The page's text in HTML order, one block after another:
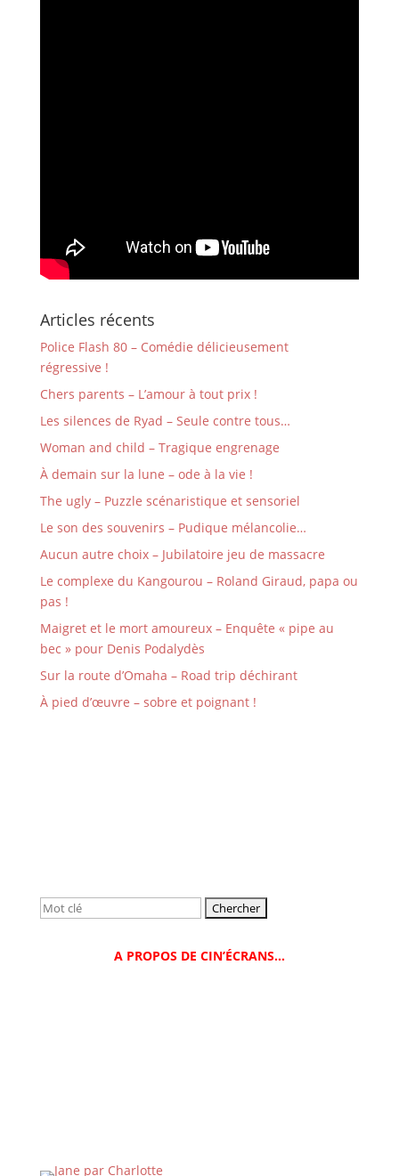
Articles récents
Police Flash 80 – Comédie délicieusement
régressive !
Chers parents – L’amour à tout prix !
Les silences de Ryad – Seule contre tous…
Woman and child – Tragique engrenage
À demain sur la lune – ode à la vie !
The ugly – Puzzle scénaristique et sensoriel
Le son des souvenirs – Pudique mélancolie…
Aucun autre choix – Jubilatoire jeu de massacre
Le complexe du Kangourou – Roland Giraud, papa ou
pas !
Maigret et le mort amoureux – Enquête « pipe au
bec » pour Denis Podalydès
Sur la route d’Omaha – Road trip déchirant
À pied d’œuvre – sobre et poignant !
Rechercher:
A PROPOS DE CIN’ÉCRANS…